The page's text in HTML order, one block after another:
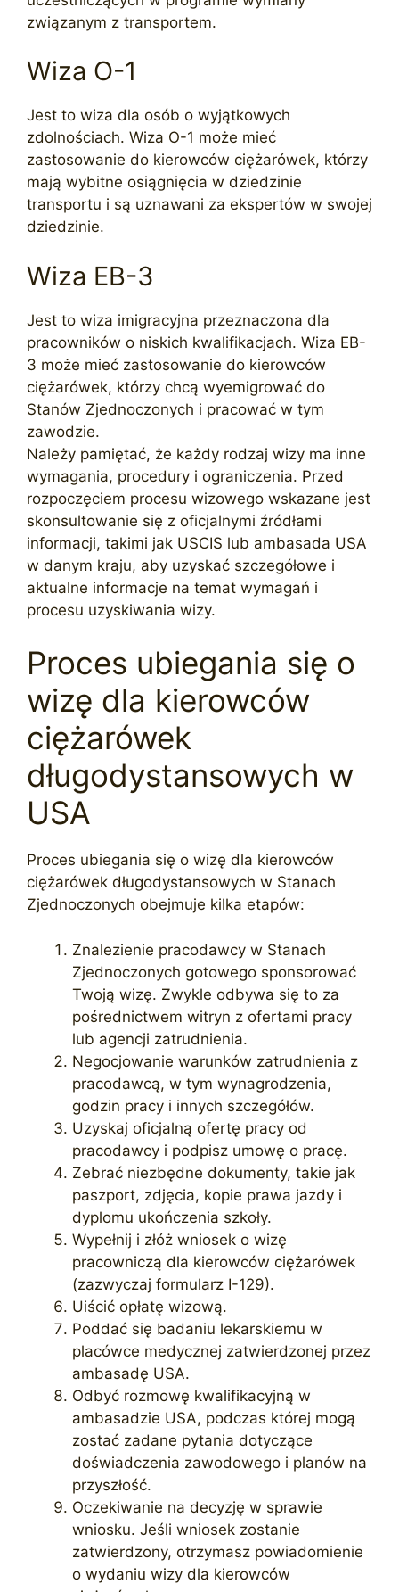
związanym z transportem.
Wiza O-1
Jest to wiza dla osób o wyjątkowych
zdolnościach. Wiza O-1 może mieć
zastosowanie do kierowców ciężarówek, którzy
mają wybitne osiągnięcia w dziedzinie
transportu i są uznawani za ekspertów w swojej
dziedzinie.
Wiza EB-3
Jest to wiza imigracyjna przeznaczona dla
pracowników o niskich kwalifikacjach. Wiza EB-
3 może mieć zastosowanie do kierowców
ciężarówek, którzy chcą wyemigrować do
Stanów Zjednoczonych i pracować w tym
zawodzie.
Należy pamiętać, że każdy rodzaj wizy ma inne
wymagania, procedury i ograniczenia. Przed
rozpoczęciem procesu wizowego wskazane jest
skonsultowanie się z oficjalnymi źródłami
informacji, takimi jak USCIS lub ambasada USA
w danym kraju, aby uzyskać szczegółowe i
aktualne informacje na temat wymagań i
procesu uzyskiwania wizy.
Proces ubiegania się o
wizę dla kierowców
ciężarówek
długodystansowych w
USA
Proces ubiegania się o wizę dla kierowców
ciężarówek długodystansowych w Stanach
Zjednoczonych obejmuje kilka etapów:
Znalezienie pracodawcy w Stanach
Zjednoczonych gotowego sponsorować
Twoją wizę. Zwykle odbywa się to za
pośrednictwem witryn z ofertami pracy
lub agencji zatrudnienia.
Negocjowanie warunków zatrudnienia z
pracodawcą, w tym wynagrodzenia,
godzin pracy i innych szczegółów.
Uzyskaj oficjalną ofertę pracy od
pracodawcy i podpisz umowę o pracę.
Zebrać niezbędne dokumenty, takie jak
paszport, zdjęcia, kopie prawa jazdy i
dyplomu ukończenia szkoły.
Wypełnij i złóż wniosek o wizę
pracowniczą dla kierowców ciężarówek
(zazwyczaj formularz I-129).
Uiścić opłatę wizową.
Poddać się badaniu lekarskiemu w
placówce medycznej zatwierdzonej przez
ambasadę USA.
Odbyć rozmowę kwalifikacyjną w
ambasadzie USA, podczas której mogą
zostać zadane pytania dotyczące
doświadczenia zawodowego i planów na
przyszłość.
Oczekiwanie na decyzję w sprawie
wniosku. Jeśli wniosek zostanie
zatwierdzony, otrzymasz powiadomienie
o wydaniu wizy dla kierowców